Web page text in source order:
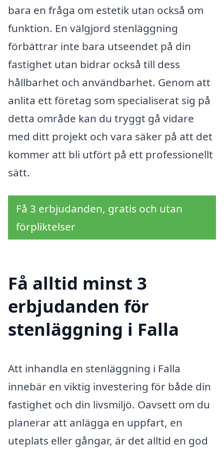
bara en fråga om estetik utan också om
funktion. En välgjord stenläggning
förbättrar inte bara utseendet på din
fastighet utan bidrar också till dess
hållbarhet och användbarhet. Genom att
anlita ett företag som specialiserat sig på
detta område kan du tryggt gå vidare
med ditt projekt och vara säker på att det
kommer att bli utfört på ett professionellt
sätt.
Få 3 erbjudanden, gratis och utan
förpliktelser
Få alltid minst 3
erbjudanden för
stenläggning i Falla
Att inhandla en stenläggning i Falla
innebär en viktig investering för både din
fastighet och din livsmiljö. Oavsett om du
planerar att anlägga en uppfart, en
uteplats eller gångar, är det alltid en god